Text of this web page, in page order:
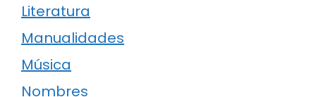
Literatura
Manualidades
Música
Nombres